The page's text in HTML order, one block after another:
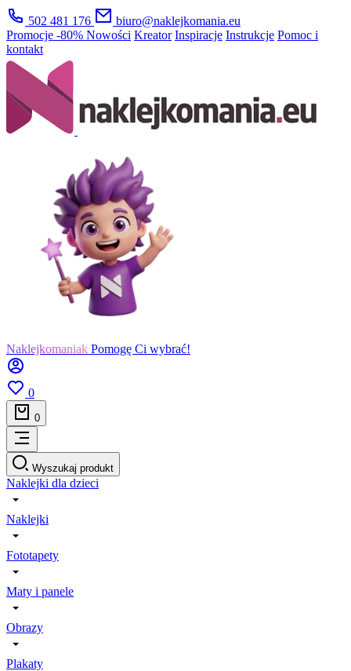
502 481 176
biuro@naklejkomania.eu
Promocje -80% Nowości Kreator Inspiracje Instrukcje Pomoc i
kontakt
Naklejkomaniak Pomogę Ci wybrać!
0
0
Wyszukaj produkt
Naklejki dla dzieci
Naklejki
Fototapety
Maty i panele
Obrazy
Plakaty